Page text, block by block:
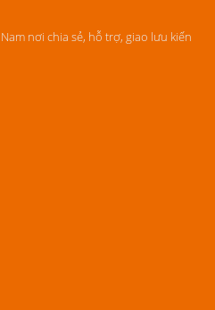
nơi chia sẻ, hỗ trợ, giao lưu kiến